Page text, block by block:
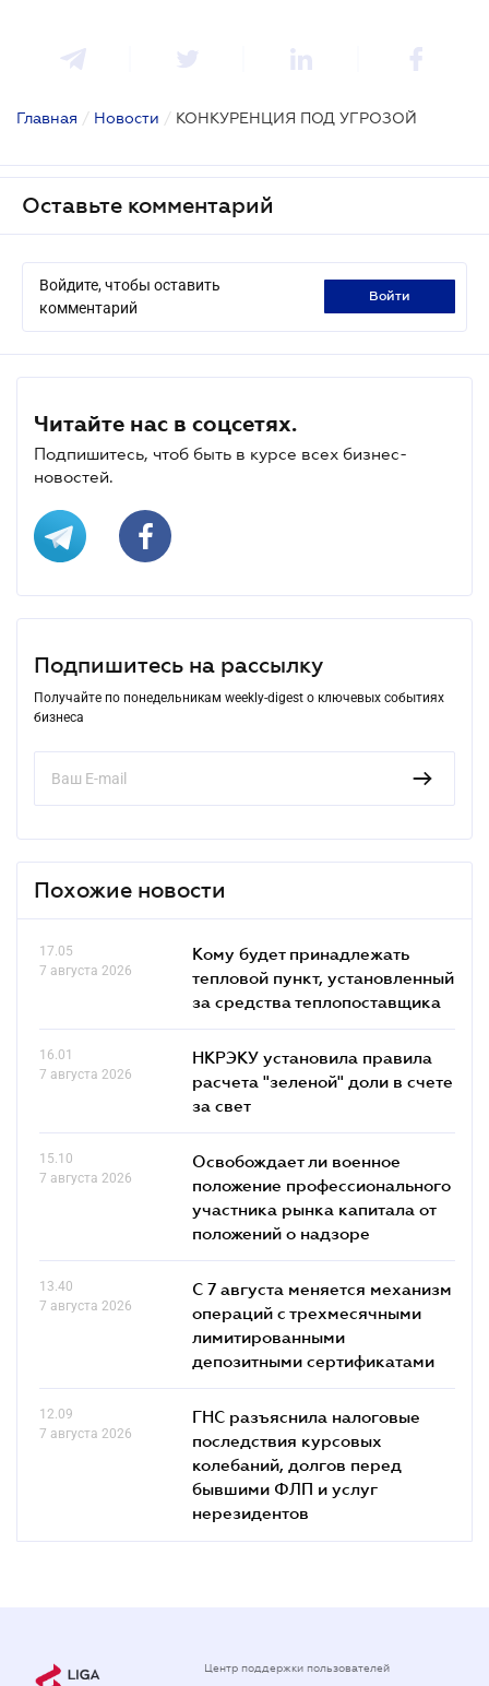
Главная / Новости / КОНКУРЕНЦИЯ ПОД УГРОЗОЙ
Оставьте комментарий
Войдите, чтобы оставить
комментарий
войти
Читайте нас в соцсетях.
Подпишитесь, чтоб быть в курсе всех бизнес-
новостей.
Подпишитесь на рассылку
Получайте по понедельникам weekly-digest о ключевых событиях
бизнеса
Похожие новости
17.05
7 августа 2026
Кому будет принадлежать
тепловой пункт, установленный
за средства теплопоставщика
16.01
7 августа 2026
НКРЭКУ установила правила
расчета "зеленой" доли в счете
за свет
15.10
7 августа 2026
Освобождает ли военное
положение профессионального
участника рынка капитала от
положений о надзоре
13.40
7 августа 2026
С 7 августа меняется механизм
операций с трехмесячными
лимитированными
депозитными сертификатами
12.09
7 августа 2026
ГНС разъяснила налоговые
последствия курсовых
колебаний, долгов перед
бывшими ФЛП и услуг
нерезидентов
Центр поддержки пользователей